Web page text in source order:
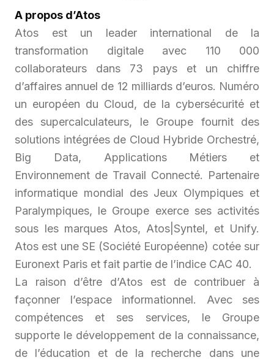
A propos d’Atos
Atos est un leader international de la
transformation digitale avec 110 000
collaborateurs dans 73 pays et un chiffre
d’affaires annuel de 12 milliards d’euros. Numéro
un européen du Cloud, de la cybersécurité et
des supercalculateurs, le Groupe fournit des
solutions intégrées de Cloud Hybride Orchestré,
Big Data, Applications Métiers et
Environnement de Travail Connecté. Partenaire
informatique mondial des Jeux Olympiques et
Paralympiques, le Groupe exerce ses activités
sous les marques Atos, Atos|Syntel, et Unify.
Atos est une SE (Société Européenne) cotée sur
Euronext Paris et fait partie de l’indice CAC 40.
La raison d’être d’Atos est de contribuer à
façonner l’espace informationnel. Avec ses
compétences et ses services, le Groupe
supporte le développement de la connaissance,
de l’éducation et de la recherche dans une